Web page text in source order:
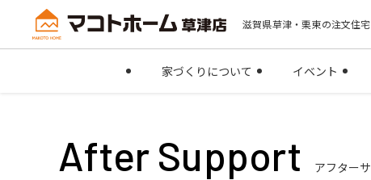
滋賀県草津・栗東の注文住
家づくりについて イベント
After Support アフター